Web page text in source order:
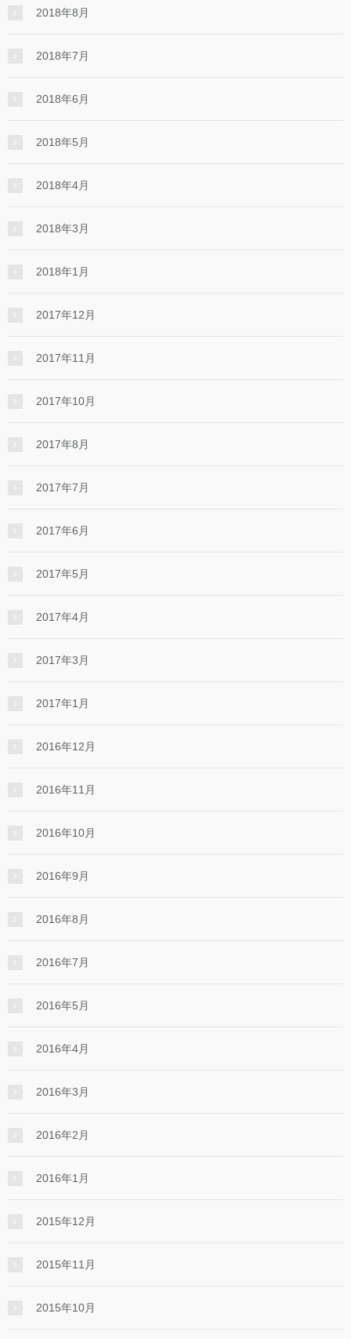
2018年8月
2018年7月
2018年6月
2018年5月
2018年4月
2018年3月
2018年1月
2017年12月
2017年11月
2017年10月
2017年8月
2017年7月
2017年6月
2017年5月
2017年4月
2017年3月
2017年1月
2016年12月
2016年11月
2016年10月
2016年9月
2016年8月
2016年7月
2016年5月
2016年4月
2016年3月
2016年2月
2016年1月
2015年12月
2015年11月
2015年10月